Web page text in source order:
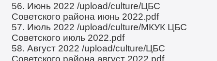
56. Июнь 2022/upload/culture/ЦБС
Советского района июнь 2022.pdf
57. Июль 2022/upload/culture/МКУК ЦБС
Советского июль 2022.pdf
58. Август 2022/upload/culture/ЦБС
Советского района август 2022.pdf